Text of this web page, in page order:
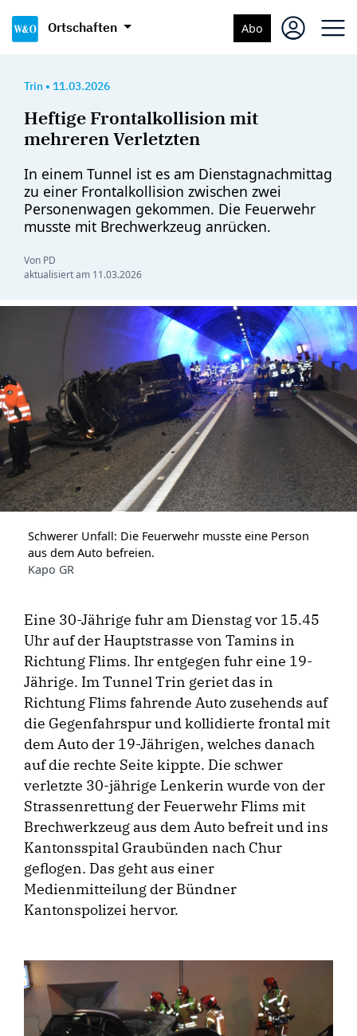
Ortschaften Abo
Trin • 11.03.2026
Heftige Frontalkollision mit
mehreren Verletzten
In einem Tunnel ist es am Dienstagnachmittag
zu einer Frontalkollision zwischen zwei
Personenwagen gekommen. Die Feuerwehr
musste mit Brechwerkzeug anrücken.
Von PD
aktualisiert am 11.03.2026
Schwerer Unfall: Die Feuerwehr musste eine Person
aus dem Auto befreien.
Kapo GR
Eine 30-Jährige fuhr am Dienstag vor 15.45
Uhr auf der Hauptstrasse von Tamins in
Richtung Flims. Ihr entgegen fuhr eine 19-
Jährige. Im Tunnel Trin geriet das in
Richtung Flims fahrende Auto zusehends auf
die Gegenfahrspur und kollidierte frontal mit
dem Auto der 19-Jährigen, welches danach
auf die rechte Seite kippte. Die schwer
verletzte 30-jährige Lenkerin wurde von der
Strassenrettung der Feuerwehr Flims mit
Brechwerkzeug aus dem Auto befreit und ins
Kantonsspital Graubünden nach Chur
geflogen. Das geht aus einer
Medienmitteilung der Bündner
Kantonspolizei hervor.